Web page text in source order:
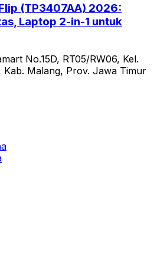
(TP3407AA) 2026:
Laptop 2-in-1 untuk
No.15D, RT05/RW06, Kel.
Kab. Malang, Prov. Jawa Timur